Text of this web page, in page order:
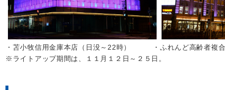
・苫小牧信用金庫本店（日没～22時） ・ふれんど高齢者複合
※ライトアップ期間は、１１月１２日～２５日。